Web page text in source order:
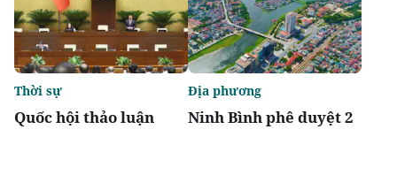
Quốc hội thảo luận
Thời sự
Ninh Bình phê duyệt 2
Địa phương